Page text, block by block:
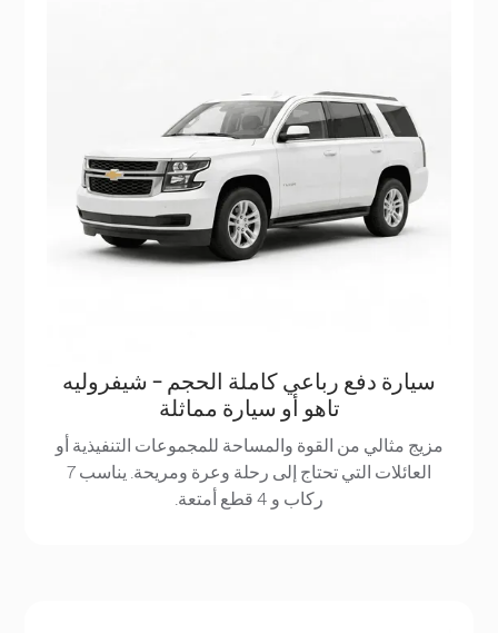
سيارة دفع رباعي كاملة الحجم - شيفروليه
تاهو أو سيارة مماثلة
مزيج مثالي من القوة والمساحة للمجموعات التنفيذية أو
العائلات التي تحتاج إلى رحلة وعرة ومريحة. يناسب 7
ركاب و 4 قطع أمتعة.